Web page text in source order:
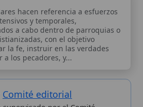
están basadas y contrastadas
catolicas: escritos
de santos, artículos
documentos históricos, actas
encíclicas, fuentes
y documentos oficiales de